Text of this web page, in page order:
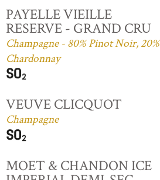
PAYELLE VIEILLE
RESERVE - GRAND CRU
Champagne - 80% Pinot Noir, 20%
Chardonnay
VEUVE CLICQUOT
Champagne
MOET & CHANDON ICE